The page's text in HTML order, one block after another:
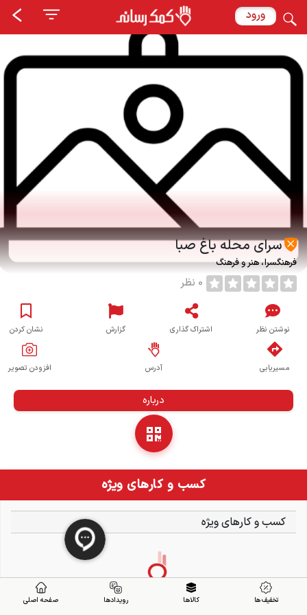
ورود
سرای محله باغ صبا
فرهنگسرا هنر و فرهنگ
0 نظر
نوشتن نظر اشتراک گذاری گزارش نشان کردن
مسیریابی آدرس افزودن تصویر
درباره
کسب و کارهای ویژه
کسب و کارهای ویژه
تخفیف ها کالاها رویدادها صفحه اصلی